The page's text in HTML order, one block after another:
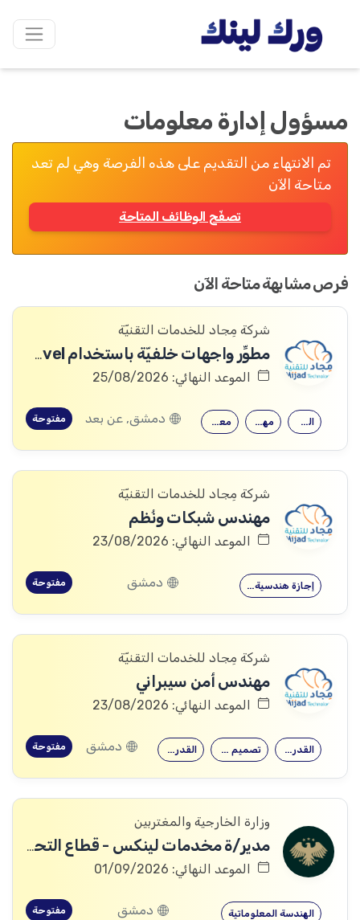
مسؤول إدارة معلومات
تم الانتهاء من التقديم على هذه الفرصة وهي لم تعد
متاحة الآن
تصفّح الوظائف المتاحة
فرص مشابهة متاحة الآن
شركة مِجاد للخدمات التقنيّة
مطوِّر واجهات خلفيّة باستخدام Laravel
الموعد النهائي: 25/08/2026
معرفة جيدة… مهارات قوية… القدرة على… دمشق, عن بعد مفتوحة
شركة مِجاد للخدمات التقنيّة
مهندس شبكات ونُظم
الموعد النهائي: 23/08/2026
إجازة هندسية… دمشق مفتوحة
شركة مِجاد للخدمات التقنيّة
مهندس أمن سيبراني
الموعد النهائي: 23/08/2026
القدرة على… تصميم وتنفيذ… القدرة على… دمشق مفتوحة
وزارة الخارجية والمغتربين
مدير/ة مخدمات لينكس - قطاع التحول الرقمي
الموعد النهائي: 01/09/2026
الهندسة المعلوماتية دمشق مفتوحة